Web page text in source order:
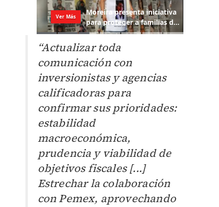
“Actualizar toda
comunicación con
inversionistas y agencias
calificadoras para
confirmar sus prioridades:
estabilidad
macroeconómica,
prudencia y viabilidad de
objetivos fiscales [...]
Estrechar la colaboración
con Pemex, aprovechando